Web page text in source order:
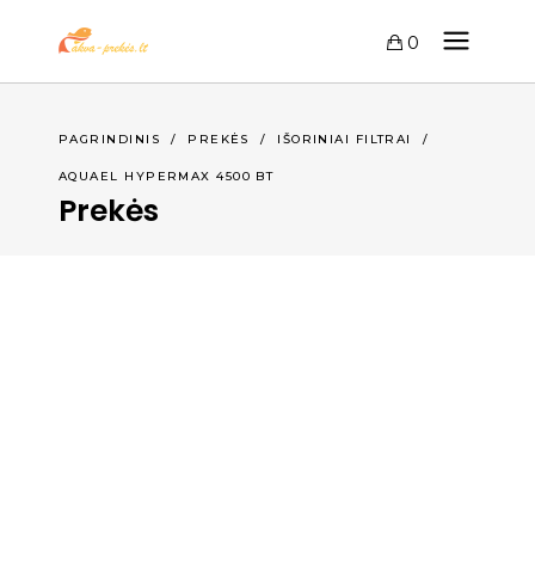
0
PAGRINDINIS / PREKĖS / IŠORINIAI FILTRAI /
AQUAEL HYPERMAX 4500 BT
Prekės